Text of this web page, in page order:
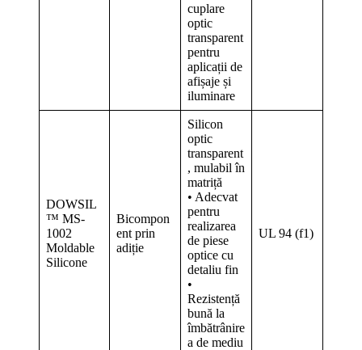
cuplare
optic
transparent
pentru
aplicații de
afișaje și
iluminare
DOWSIL
™ MS-
1002
Moldable
Silicone
Bicompon
ent prin
adiție
Silicon
optic
transparent
, mulabil în
matriță
• Adecvat
pentru
realizarea
de piese
optice cu
detaliu fin
•
Rezistență
bună la
îmbătrânire
a de mediu
UL 94 (f1)